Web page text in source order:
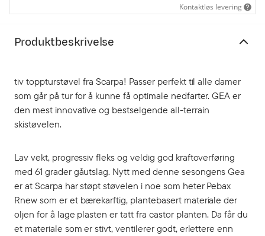
Kontaktløs levering
Produktbeskrivelse
tiv toppturstøvel fra Scarpa! Passer perfekt til alle damer
som går på tur for å kunne få optimale nedfarter. GEA er
den mest innovative og bestselgende all-terrain
skistøvelen.
Lav vekt, progressiv fleks og veldig god kraftoverføring
med 61 grader gåutslag. Nytt med denne sesongens Gea
er at Scarpa har støpt støvelen i noe som heter Pebax
Rnew som er et bærekarftig, plantebasert materiale der
oljen for å lage plasten er tatt fra castor planten. Da får du
et materiale som er stivt, ventilerer godt, erlettere enn